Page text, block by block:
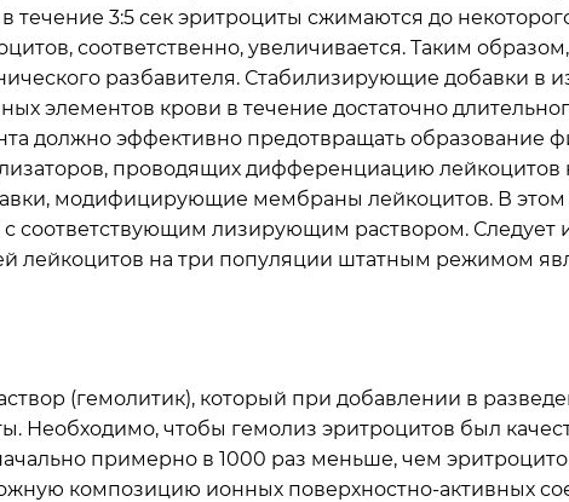
3:5 сек эритроциты сжимаются до
соответственно, увеличивается. Таким
разбавителя. Стабилизирующие добавки в
элементов крови в течение достаточно
должно эффективно предотвращать образование
проводящих дифференциацию лейкоцитов
модифицирующие мембраны лейкоцитов. В этом
соответствующим лизирующим раствором. Следует
лейкоцитов на три популяции штатным режимом
(гемолитик), который при добавлении в
Необходимо, чтобы гемолиз эритроцитов был
примерно в 1000 раз меньше, чем
композицию ионных поверхностно-активных